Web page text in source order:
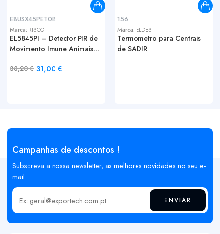
E8USX45PET0B
Marca: RISCO
EL5845PI – Detector PIR de
Movimento Imune Animais...
38,20€ 31,00 €
156
Marca: ELDES
Termometro para Centrais
de SADIR
Campanhas de descontos !
Subscreva a nossa newsletter, as melhores novidades no seu e-
mail
Insira o seu email ENVIAR